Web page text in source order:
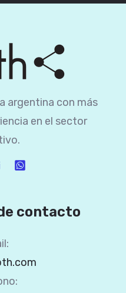
argentina con más
en el sector
contacto